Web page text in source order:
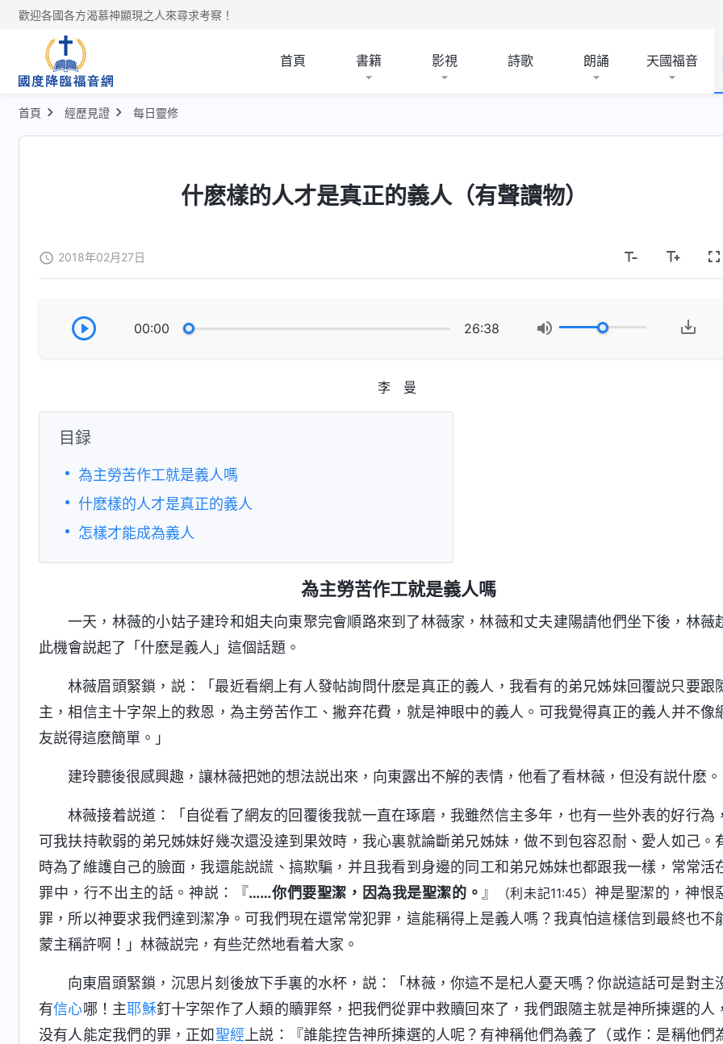
歡迎各國各方渴慕神顯現之人來尋求考察！
首頁 書籍 影視 詩歌 朗誦 天國福音
首頁 經歷見證 每日靈修
什麽樣的人才是真正的義人（有聲讀物）
2018年02月27日
00:00 26:38
李 曼
目録
為主勞苦作工就是義人嗎
什麽樣的人才是真正的義人
怎樣才能成為義人
為主勞苦作工就是義人嗎
一天，林薇的小姑子建玲和姐夫向東聚完會順路來到了林薇家，林薇和丈夫建陽請他們坐下後，林薇
此機會説起了「什麽是義人」這個話題。
林薇眉頭緊鎖，説：「最近看網上有人發帖詢問什麽是真正的義人，我看有的弟兄姊妹回覆説只要跟
主，相信主十字架上的救恩，為主勞苦作工、撇弃花費，就是神眼中的義人。可我覺得真正的義人并不像
友説得這麽簡單。」
建玲聽後很感興趣，讓林薇把她的想法説出來，向東露出不解的表情，他看了看林薇，但没有説什麽。
林薇接着説道：「自從看了網友的回覆後我就一直在琢磨，我雖然信主多年，也有一些外表的好行為，
可我扶持軟弱的弟兄姊妹好幾次還没達到果效時，我心裏就論斷弟兄姊妹，做不到包容忍耐、愛人如己。
時為了維護自己的臉面，我還能説謊、搞欺騙，并且我看到身邊的同工和弟兄姊妹也都跟我一樣，常常活
罪中，行不出主的話。神説：『……你們要聖潔，因為我是聖潔的。 』 （利未記11:45）神是聖潔的，神恨
罪，所以神要求我們達到潔净。可我們現在還常常犯罪，這能稱得上是義人嗎？我真怕這樣信到最終也不
蒙主稱許啊！」林薇説完，有些茫然地看着大家。
向東眉頭緊鎖，沉思片刻後放下手裏的水杯，説：「林薇，你這不是杞人憂天嗎？你説這話可是對主
有信心哪！主耶穌釘十字架作了人類的贖罪祭，把我們從罪中救贖回來了，我們跟隨主就是神所揀選的人，
没有人能定我們的罪，正如聖經 上説：『誰能控告神所揀選的人呢？有神稱他們為義了（或作：是稱他們